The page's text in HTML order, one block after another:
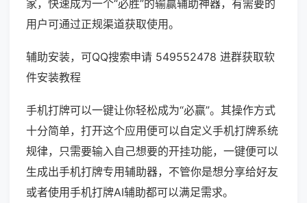
家，快速成为一个“必胜”的输赢辅助神器，有需要的
用户可通过正规渠道获取使用。
辅助安装，可QQ搜索申请 549552478 进群获取软
件安装教程
手机打牌可以一键让你轻松成为“必赢”。其操作方式
十分简单，打开这个应用便可以自定义手机打牌系统
规律，只需要输入自己想要的开挂功能，一键便可以
生成出手机打牌专用辅助器，不管你是想分享给好友
或者使用手机打牌AI辅助都可以满足需求。